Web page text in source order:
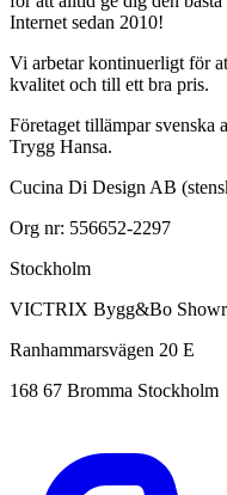
Internet sedan 2010!
Vi arbetar kontinuerligt för
kvalitet och till ett bra pris.
Företaget tillämpar svenska
Trygg Hansa.
Cucina Di Design AB
Org nr: 556652-2297
Stockholm
VICTRIX Bygg&Bo
Ranhammarsvägen 20 E
168 67 Bromma Stockholm